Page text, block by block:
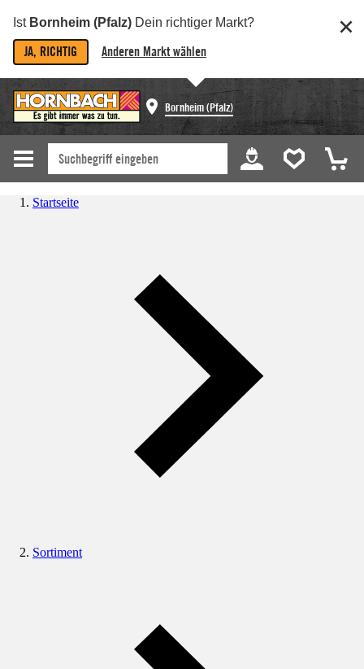
Ist Bornheim (Pfalz) Dein richtiger Markt?
JA, RICHTIG Anderen Markt wählen
Bornheim (Pfalz)
Startseite
Sortiment